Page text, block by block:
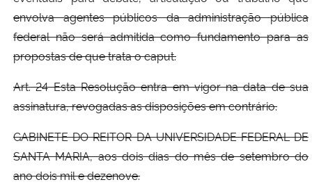
envolva agentes públicos da administração pública
federal não será admitida como fundamento para as
propostas de que trata o caput.
Art. 24 Esta Resolução entra em vigor na data de sua
assinatura, revogadas as disposições em contrário.
GABINETE DO REITOR DA UNIVERSIDADE FEDERAL DE
SANTA MARIA, aos dois dias do mês de setembro do
ano dois mil e dezenove.